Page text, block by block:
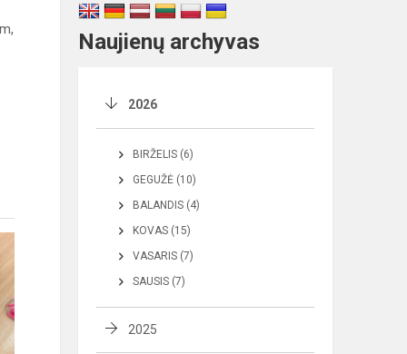
Naujienų archyvas
2026
BIRŽELIS (6)
GEGUŽĖ (10)
BALANDIS (4)
KOVAS (15)
VASARIS (7)
SAUSIS (7)
2025